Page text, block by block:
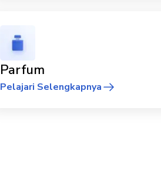
Parfum
Pelajari Selengkapnya